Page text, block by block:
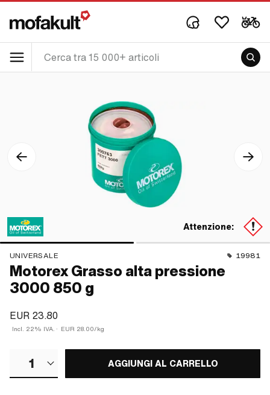
Attenzione:
UNIVERSALE 19981
Motorex Grasso alta pressione
3000 850 g
EUR 23.80
Incl. 22% IVA. · EUR 28.00/kg
1 AGGIUNGI AL CARRELLO